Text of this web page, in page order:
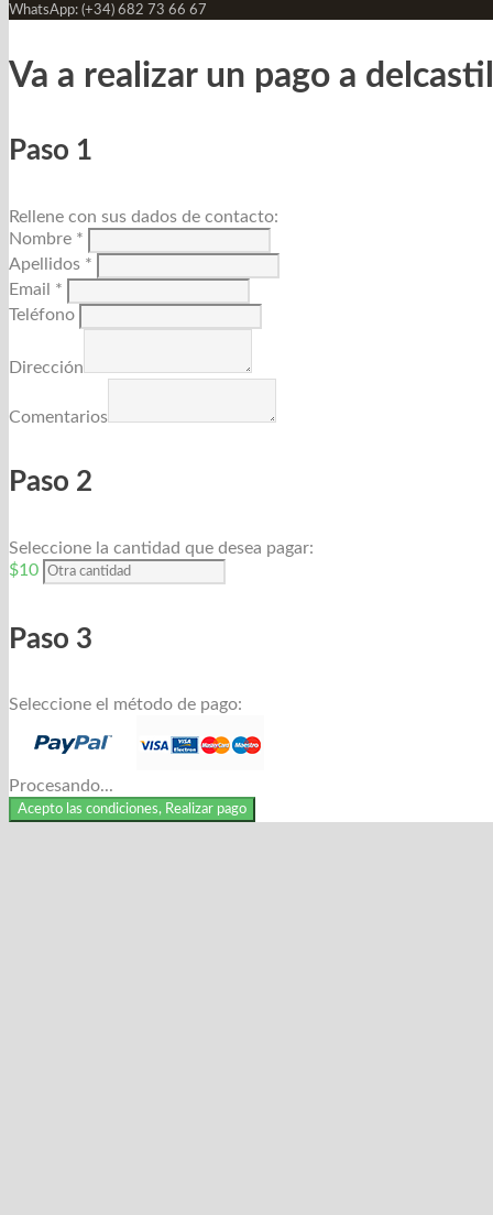
WhatsApp: (+34) 682 73 66 67
Va a realizar un pago a
Paso 1
Rellene con sus dados de contacto:
Nombre *
Apellidos *
Email *
Teléfono
Dirección
Comentarios
Paso 2
Seleccione la cantidad que desea pagar:
$10
Paso 3
Seleccione el método de pago:
Procesando...